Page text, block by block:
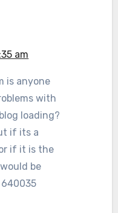
am
is anyone
with
loading?
if its a
if it is the
be